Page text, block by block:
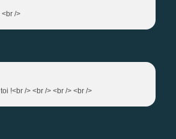
<br />
!<br /> <br /> <br /> <br />